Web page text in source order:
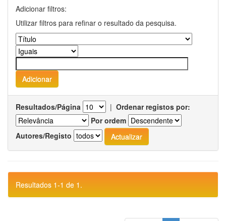
Adicionar filtros:
Utilizar filtros para refinar o resultado da pesquisa.
Resultados/Página | Ordenar registos por:
Por ordem
Autores/Registo
Resultados 1-1 de 1.